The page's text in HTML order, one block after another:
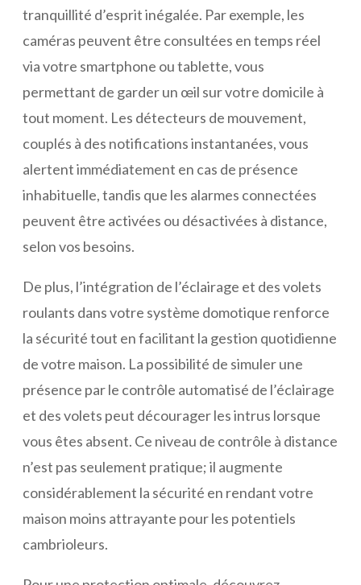
tranquillité d’esprit inégalée. Par exemple, les
caméras peuvent être consultées en temps réel
via votre smartphone ou tablette, vous
permettant de garder un œil sur votre domicile à
tout moment. Les détecteurs de mouvement,
couplés à des notifications instantanées, vous
alertent immédiatement en cas de présence
inhabituelle, tandis que les alarmes connectées
peuvent être activées ou désactivées à distance,
selon vos besoins.
De plus, l’intégration de l’éclairage et des volets
roulants dans votre système domotique renforce
la sécurité tout en facilitant la gestion quotidienne
de votre maison. La possibilité de simuler une
présence par le contrôle automatisé de l’éclairage
et des volets peut décourager les intrus lorsque
vous êtes absent. Ce niveau de contrôle à distance
n’est pas seulement pratique; il augmente
considérablement la sécurité en rendant votre
maison moins attrayante pour les potentiels
cambrioleurs.